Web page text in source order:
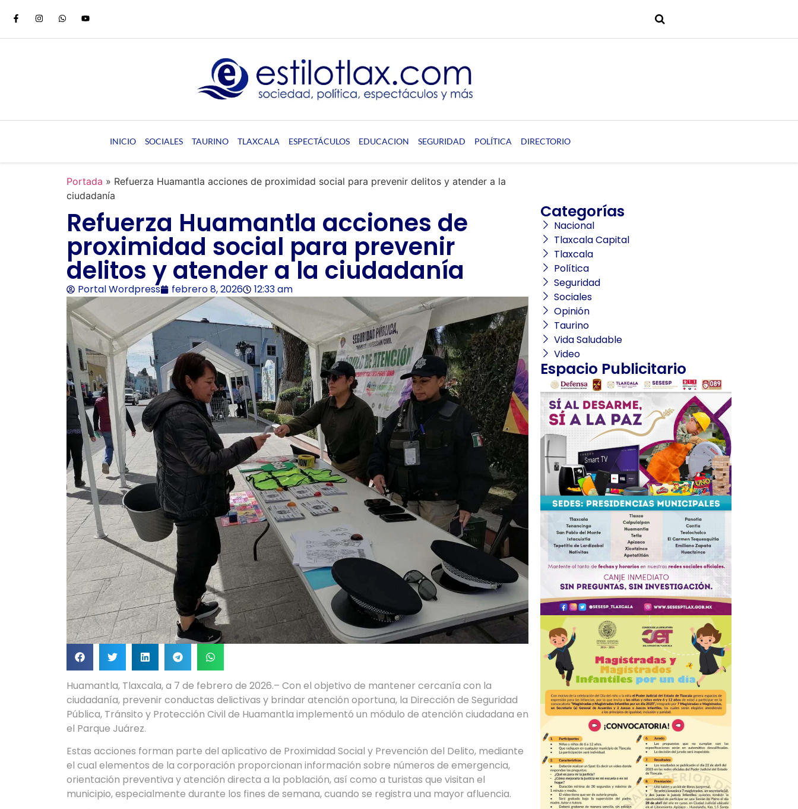
INICIO SOCIALES TAURINO TLAXCALA ESPECTÁCULOS EDUCACION SEGURIDAD POLÍTICA DIRECTORIO
Portada » Refuerza Huamantla acciones de proximidad social para prevenir delitos y atender a la
ciudadanía
Refuerza Huamantla acciones de
proximidad social para prevenir
delitos y atender a la ciudadanía
Portal Wordpress febrero 8, 2026 12:33 am
Huamantla, Tlaxcala, a 7 de febrero de 2026.– Con el objetivo de mantener cercanía con la
ciudadanía, prevenir conductas delictivas y brindar atención oportuna, la Dirección de Seguridad
Pública, Tránsito y Protección Civil de Huamantla implementó un módulo de atención ciudadana en
el Parque Juárez.
Estas acciones forman parte del aplicativo de Proximidad Social y Prevención del Delito, mediante
el cual elementos de la corporación proporcionan información sobre números de emergencia,
orientación preventiva y atención directa a la población, así como a turistas que visitan el
municipio, especialmente durante los fines de semana, cuando se registra una mayor afluencia.
Categorías
Nacional
Tlaxcala Capital
Tlaxcala
Política
Seguridad
Sociales
Opinión
Taurino
Vida Saludable
Video
Espacio Publicitario